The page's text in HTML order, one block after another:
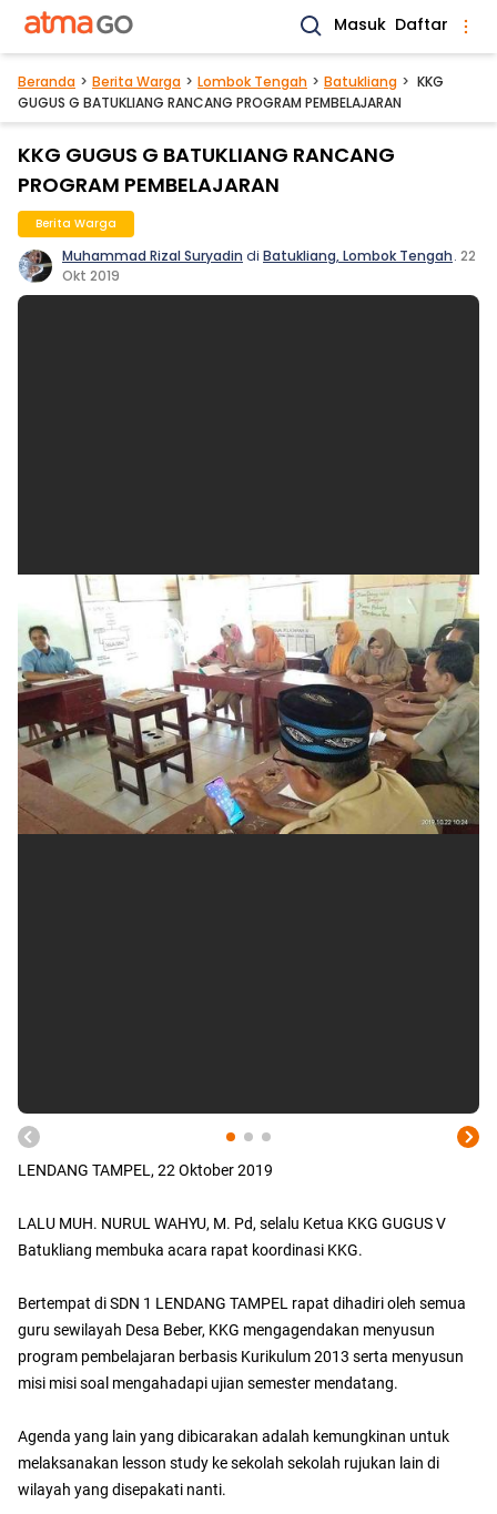
Masuk Daftar
Beranda Berita Warga Lombok Tengah Batukliang
KKG
GUGUS G BATUKLIANG RANCANG PROGRAM PEMBELAJARAN
KKG GUGUS G BATUKLIANG RANCANG
PROGRAM PEMBELAJARAN
Berita Warga
Muhammad Rizal Suryadin di Batukliang, Lombok Tengah. 22
Okt 2019
LENDANG TAMPEL, 22 Oktober 2019
LALU MUH. NURUL WAHYU, M. Pd, selalu Ketua KKG GUGUS V
Batukliang membuka acara rapat koordinasi KKG.
Bertempat di SDN 1 LENDANG TAMPEL rapat dihadiri oleh semua
guru sewilayah Desa Beber, KKG mengagendakan menyusun
program pembelajaran berbasis Kurikulum 2013 serta menyusun
misi misi soal mengahadapi ujian semester mendatang.
Agenda yang lain yang dibicarakan adalah kemungkinan untuk
melaksanakan lesson study ke sekolah sekolah rujukan lain di
wilayah yang disepakati nanti.